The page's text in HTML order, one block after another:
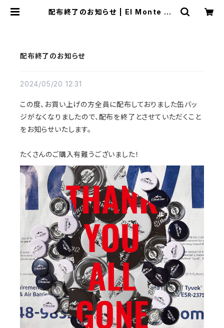
配布終了のお知らせ | El Monte Ge
配布終了のお知らせ
2024/05/20 12:31
この度、お買い上げの方全員に配布しておりました缶バッ
ジがなくなりましたので、配布を終了とさせていただくこと
をお知らせいたします。
たくさんのご購入有難うございました！